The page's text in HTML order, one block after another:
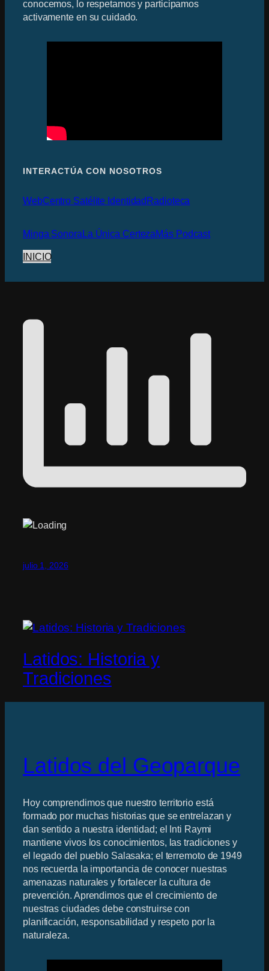
conocemos, lo respetamos y participamos
activamente en su cuidado.
INTERACTÚA CON NOSOTROS
WebCentro Satélite IdentidadRadioteca
Minga SonoraLa Única CertezaMás Podcast
INICIO
julio 1, 2026
Latidos: Historia y
Tradiciones
Latidos del Geoparque
Hoy comprendimos que nuestro territorio está
formado por muchas historias que se entrelazan y
dan sentido a nuestra identidad; el Inti Raymi
mantiene vivos los conocimientos, las tradiciones y
el legado del pueblo Salasaka; el terremoto de 1949
nos recuerda la importancia de conocer nuestras
amenazas naturales y fortalecer la cultura de
prevención. Aprendimos que el crecimiento de
nuestras ciudades debe construirse con
planificación, responsabilidad y respeto por la
naturaleza.